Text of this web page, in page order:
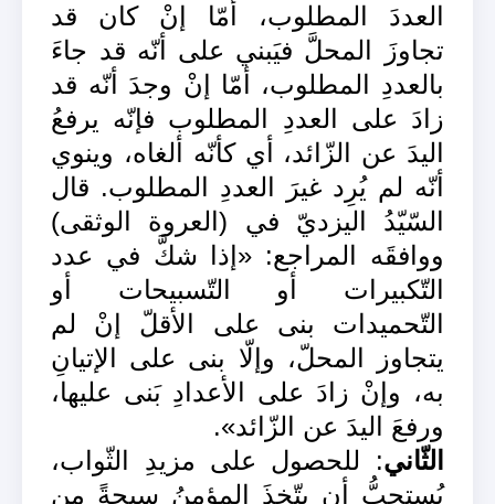
العددَ المطلوب، أمّا إنْ كان قد
تجاوزَ المحلَّ فيَبني على أنّه قد جاءَ
بالعددِ المطلوب، أمّا إنْ وجدَ أنّه قد
زادَ على العددِ المطلوب فإنّه يرفعُ
اليدَ عن الزّائد، أي كأنّه ألغاه، وينوي
أنّه لم يُرِد غيرَ العددِ المطلوب. قال
السّيّدُ اليزديّ في (العروة الوثقى)
ووافقَه المراجع: «إذا شكَّ في عدد
التّكبيرات أو التّسبيحات أو
التّحميدات بنى على الأقلّ إنْ لم
يتجاوز المحلّ، وإلّا بنى على الإتيانِ
به، وإنْ زادَ على الأعدادِ بَنى عليها،
ورفعَ اليدَ عن الزّائد».
الثّاني: للحصول على مزيدِ الثّواب،
يُستحبُّ أن يتّخذَ المؤمنُ سبحةً من